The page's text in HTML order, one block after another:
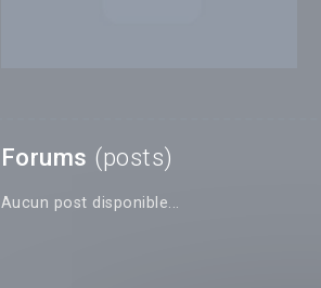
Forums (posts)
Aucun post disponible...